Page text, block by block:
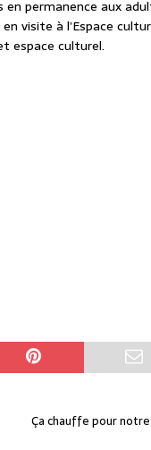
permanence aux
visite à l’Espace
espace culturel.
Ça chauffe pour